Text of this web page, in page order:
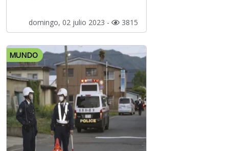
domingo, 02 julio 2023 - 3815
MUNDO